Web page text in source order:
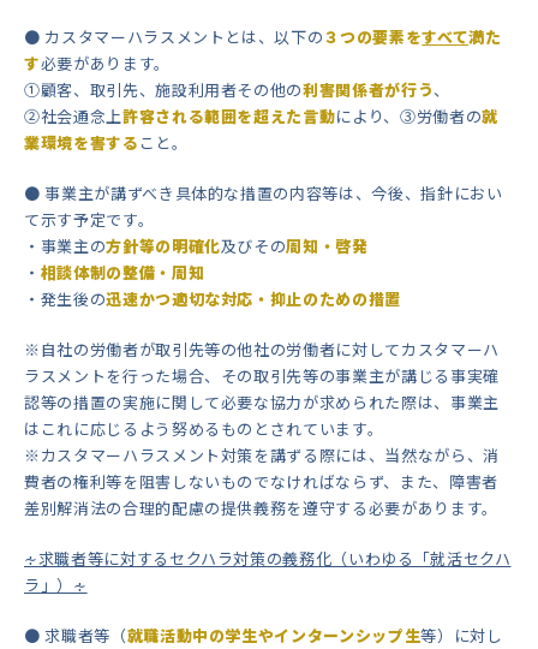
● カスタマーハラスメントとは、以下の３つの要素をすべて満た
す必要があります。
①顧客、取引先、施設利用者その他の利害関係者が行う、
②社会通念上許容される範囲を超えた言動により、③労働者の就
業環境を害する こと。
● 事業主が講ずべき具体的な措置の内容等は、今後、指針におい
て示す予定です。
・事業主の方針等の明確化及びその周知・啓発
・ 相談体制の整備・周知
・発生後の迅速かつ適切な対応・抑止のための措置
※自社の労働者が取引先等の他社の労働者に対してカスタマーハ
ラスメントを行った場合、その取引先等の事業主が講じる事実確
認等の措置の実施に関して必要な協力が求められた際は、事業主
はこれに応じるよう努めるものとされています。
※カスタマーハラスメント対策を講ずる際には、当然ながら、消
費者の権利等を阻害しないものでなければならず、また、障害者
差別解消法の合理的配慮の提供義務を遵守する必要があります。
∻求職者等に対するセクハラ対策の義務化（いわゆる「就活セクハ
ラ」）∻
● 求職者等（就職活動中の学生やインターンシップ生等）に対し